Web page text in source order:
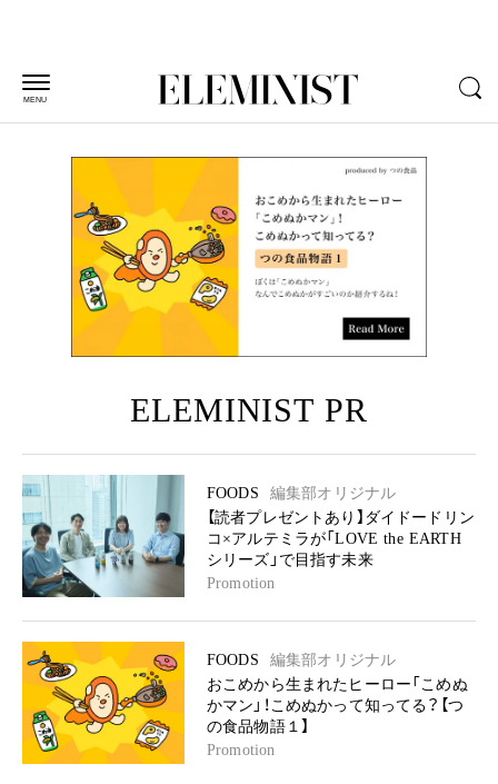
MENU
ELEMINIST PR
FOODS
編集部オリジナル
【読者プレゼントあり】ダイドードリン
コ×アルテミラが「LOVE the EARTH
シリーズ」で目指す未来
Promotion
FOODS
編集部オリジナル
おこめから生まれたヒーロー「こめぬ
かマン」！こめぬかって知ってる？【つ
の食品物語１】
Promotion